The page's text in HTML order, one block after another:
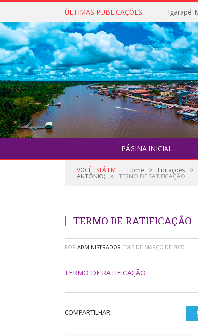
ÚLTIMAS PUBLICAÇÕES:
PÁGINA INICIAL
VOCÊ ESTÁ EM: Home » Licitações »
ANTÔNIO) » TERMO DE RATIFICAÇÃO
TERMO DE RATIFICAÇÃO
POR ADMINISTRADOR EM 5 DE MARÇO DE 2020
TERMO DE RATIFICAÇÃO
COMPARTILHAR: